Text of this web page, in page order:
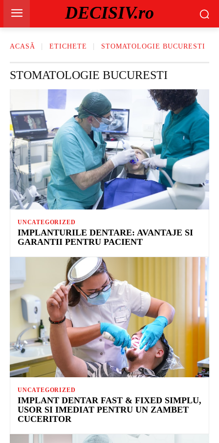
DECISIV.ro
ACASĂ ETICHETE STOMATOLOGIE BUCURESTI
STOMATOLOGIE BUCURESTI
UNCATEGORIZED
IMPLANTURILE DENTARE: AVANTAJE SI
GARANTII PENTRU PACIENT
UNCATEGORIZED
IMPLANT DENTAR FAST & FIXED SIMPLU,
USOR SI IMEDIAT PENTRU UN ZAMBET
CUCERITOR